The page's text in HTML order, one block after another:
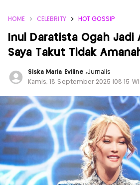
HOME CELEBRITY HOT GOSSIP
Inul Daratista Ogah Jadi
Saya Takut Tidak
Siska Maria Eviline ,Jurnalis
Kamis, 18 September 2025 |08:15